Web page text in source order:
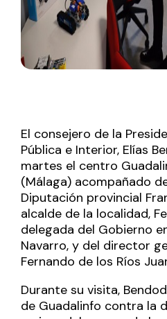
El consejero de la
Pública e Interior, Elías
martes el centro
(Málaga) acompañado
Diputación provincial
alcalde de la localidad,
delegada del Gobierno
Navarro, y del director
Fernando de los Ríos
Durante su visita,
de Guadalinfo contra la